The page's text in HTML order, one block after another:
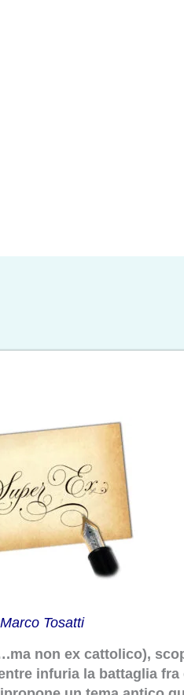
Marco Tosatti
non ex cattolico),
infuria la battaglia